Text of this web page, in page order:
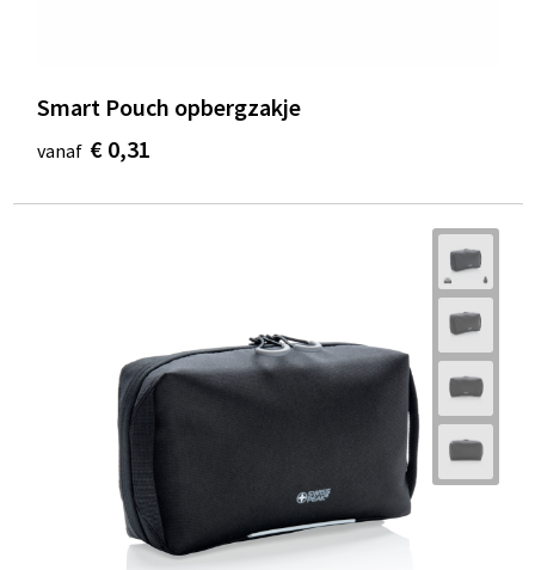
Smart Pouch opbergzakje
vanaf € 0,31